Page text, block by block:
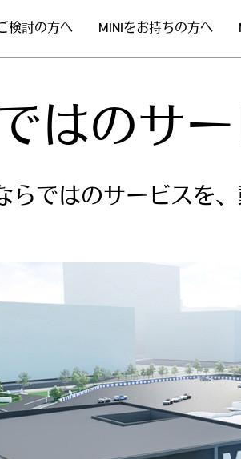
検討の方へ MINIをお持ちの方へ
はのサ
らではのサービスを